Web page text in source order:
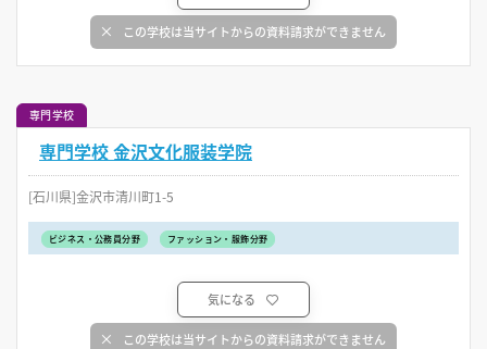
この学校は当サイトからの資料請求ができません
専門学校
専門学校 金沢文化服装学院
[石川県]金沢市清川町1-5
ビジネス・公務員分野 ファッション・服飾分野
気になる
この学校は当サイトからの資料請求ができません